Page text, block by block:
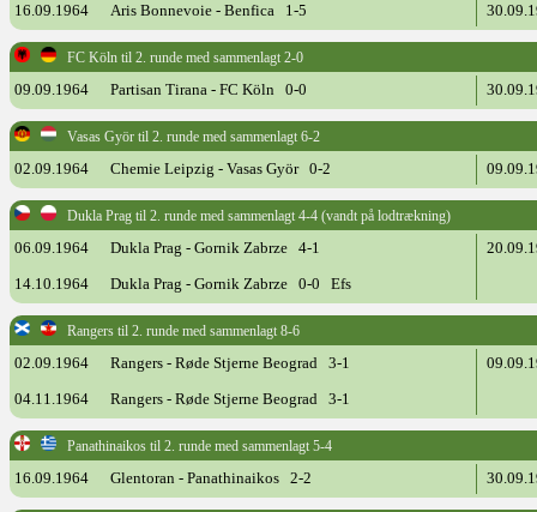
16.09.1964 Aris Bonnevoie - Benfica 1-5
FC Köln til 2. runde med sammenlagt 2-0
09.09.1964 Partisan Tirana - FC Köln 0-0
Vasas Györ til 2. runde med sammenlagt 6-2
02.09.1964 Chemie Leipzig - Vasas Györ 0-2
Dukla Prag til 2. runde med sammenlagt 4-4 (vandt på lodtrækning)
06.09.1964 Dukla Prag - Gornik Zabrze 4-1
14.10.1964
Dukla Prag - Gornik Zabrze 0-0 Efs
Rangers til 2. runde med sammenlagt 8-6
02.09.1964 Rangers - Røde Stjerne Beograd 3-1
04.11.1964
Rangers - Røde Stjerne Beograd 3-1
Panathinaikos til 2. runde med sammenlagt 5-4
16.09.1964 Glentoran - Panathinaikos 2-2